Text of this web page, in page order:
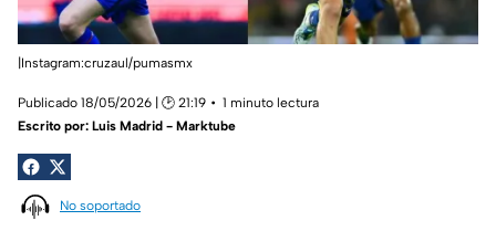
|Instagram:cruzaul/pumasmx
Publicado 18/05/2026 | 🕑 21:19
1 minuto lectura
Escrito por: Luis Madrid - Marktube
No soportado